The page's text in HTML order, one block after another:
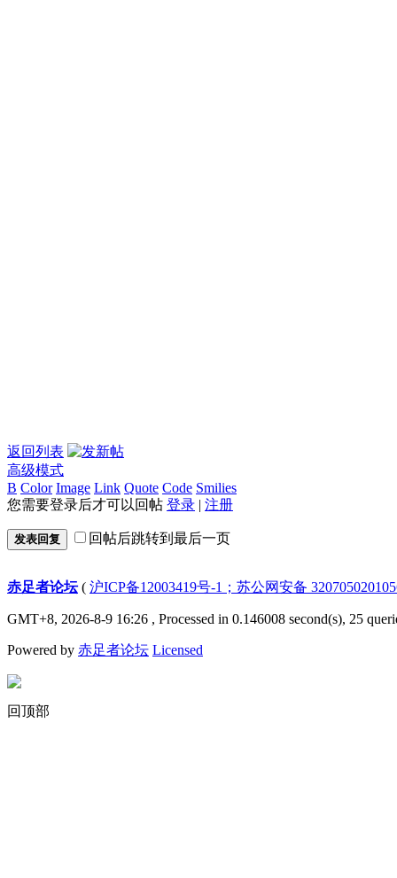
返回列表
高级模式
B Color Image Link Quote Code Smilies
您需要登录后才可以回帖 登录 | 注册
发表回复 回帖后跳转到最后一页
赤足者论坛( 沪ICP备12003419号-1；苏公网安备
GMT+8, 2026-8-9 16:26 , Processed in 0.146008 second(s), 25
Powered by 赤足者论坛 Licensed
回顶部